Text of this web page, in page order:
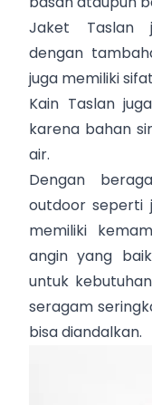
Jaket Taslan
dengan
juga memiliki
Kain Taslan
karena bahan
air.
Dengan
outdoor seperti
memiliki
angin yang
untuk
seragam
bisa diandalkan.